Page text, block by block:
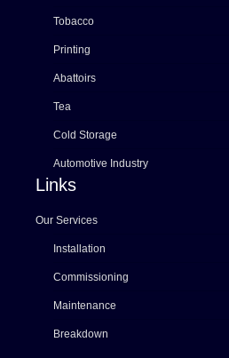
Tobacco
Printing
Abattoirs
Tea
Cold Storage
Automotive Industry
Links
Our Services
Installation
Commissioning
Maintenance
Breakdown